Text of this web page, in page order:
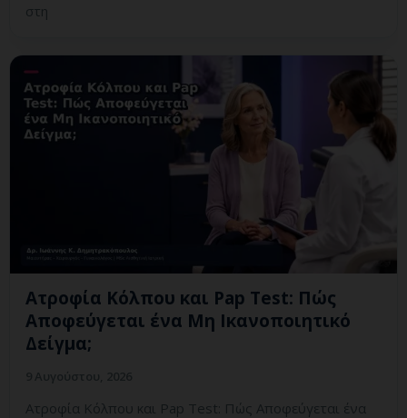
στη
Ατροφία Κόλπου και Pap Test: Πώς
Αποφεύγεται ένα Μη Ικανοποιητικό
Δείγμα;
Ατροφία Κόλπου και Pap Test: Πώς Αποφεύγεται ένα